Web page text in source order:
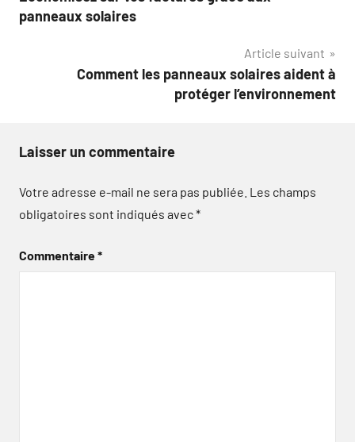
de
panneaux solaires
Article suivant
Comment les panneaux solaires aident à
protéger l’environnement
Laisser un commentaire
Votre adresse e-mail ne sera pas publiée. Les champs
obligatoires sont indiqués avec*
Commentaire*